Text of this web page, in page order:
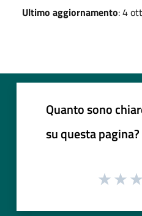
Ultimo aggiornamento: 4
Quanto sono
su questa pagina?